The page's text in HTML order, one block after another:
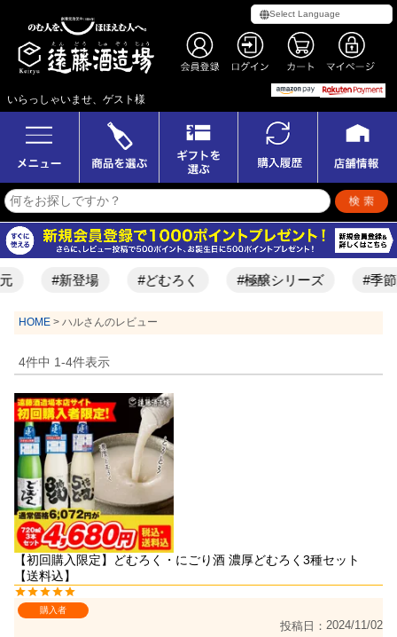
いらっしゃいませ、ゲスト様
#新登場 #どむろく #極醸シリーズ #季節
HOME ハルさんのレビュー
4件中 1-4件表示
【初回購入限定】どむろく・にごり酒 濃厚どむろく3種セット
【送料込】
購入者
投稿日 2024/11/02